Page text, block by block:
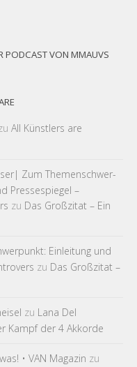
PODCAST VON MMAUVS
All Künstlers are
Zum Themen­schwer­
Pressespiegel –
zu Das Großzitat – Ein
Einleitung und
zu Das Großzitat –
zu Lana Del
Kampf der 4 Akkorde
• VAN Magazin zu